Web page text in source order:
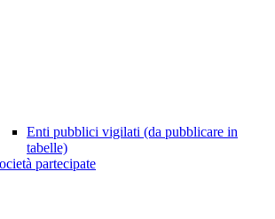
Enti pubblici vigilati (da pubblicare in
tabelle)
partecipate